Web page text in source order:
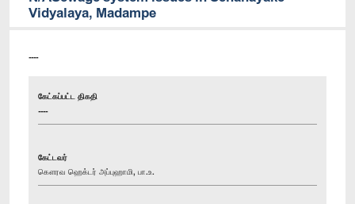
Vidyalaya, Madampe
----
கேட்கப்பட்ட திகதி
----
கேட்டவர்
கௌரவ ஹெக்டர் அப்புஹாமி, பா.உ.